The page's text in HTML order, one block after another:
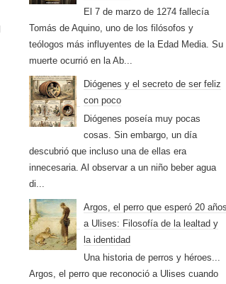
El 7 de marzo de 1274 fallecía
Tomás de Aquino, uno de los filósofos y
teólogos más influyentes de la Edad Media. Su
muerte ocurrió en la Ab...
Diógenes y el secreto de ser feliz
con poco
Diógenes poseía muy pocas
cosas. Sin embargo, un día
descubrió que incluso una de ellas era
innecesaria. Al observar a un niño beber agua
di...
Argos, el perro que esperó 20 años
a Ulises: Filosofía de la lealtad y
la identidad
Una historia de perros y héroes...
Argos, el perro que reconoció a Ulises cuando